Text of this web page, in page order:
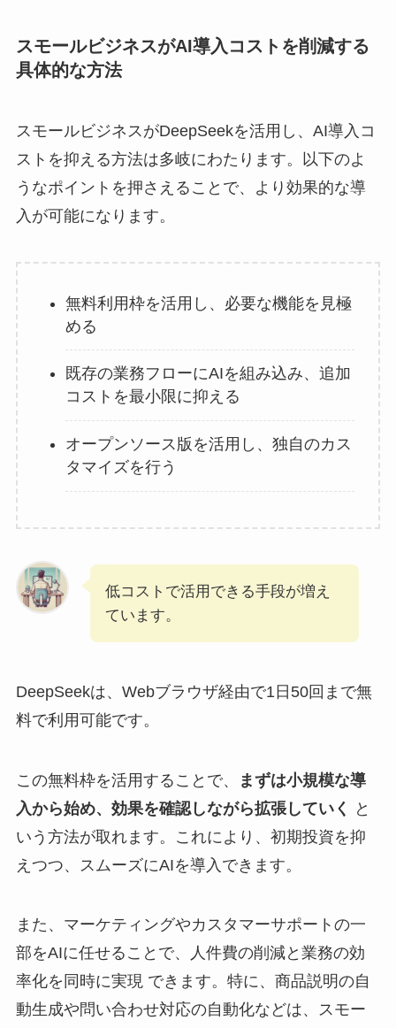
スモールビジネスがAI導入コストを削減する
具体的な方法
スモールビジネスがDeepSeekを活用し、AI導入コ
ストを抑える方法は多岐にわたります。以下のよ
うなポイントを押さえることで、より効果的な導
入が可能になります。
無料利用枠を活用し、必要な機能を見極
める
既存の業務フローにAIを組み込み、追加
コストを最小限に抑える
オープンソース版を活用し、独自のカス
タマイズを行う
低コストで活用できる手段が増え
ています。
DeepSeekは、Webブラウザ経由で1日50回まで無
料で利用可能です。
この無料枠を活用することで、
まずは小規模な導
入から始め、効果を確認しながら拡張していく
と
いう方法が取れます。これにより、初期投資を抑
えつつ、スムーズにAIを導入できます。
また、マーケティングやカスタマーサポートの一
部をAIに任せることで、人件費の削減と業務の効
率化を同時に実現 できます。特に、商品説明の自
動生成や問い合わせ対応の自動化などは、スモー